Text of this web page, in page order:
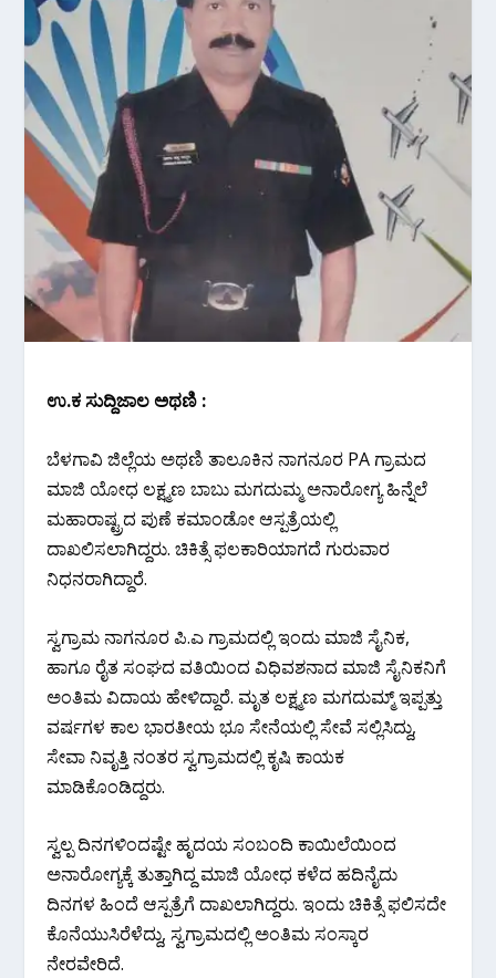
ಉ.ಕ ಸುದ್ದಿಜಾಲ ಅಥಣಿ :
ಬೆಳಗಾವಿ ಜಿಲ್ಲೆಯ ಅಥಣಿ ತಾಲೂಕಿನ ನಾಗನೂರ PA ಗ್ರಾಮದ
ಮಾಜಿ ಯೋಧ ಲಕ್ಷ್ಮಣ ಬಾಬು ಮಗದುಮ್ಮ ಅನಾರೋಗ್ಯ ಹಿನ್ನೆಲೆ
ಮಹಾರಾಷ್ಟ್ರದ ಪುಣೆ ಕಮಾಂಡೋ ಆಸ್ಪತ್ರೆಯಲ್ಲಿ
ದಾಖಲಿಸಲಾಗಿದ್ದರು. ಚಿಕಿತ್ಸೆ ಫಲಕಾರಿಯಾಗದೆ ಗುರುವಾರ
ನಿಧನರಾಗಿದ್ದಾರೆ.
ಸ್ವಗ್ರಾಮ ನಾಗನೂರ ಪಿ.ಎ ಗ್ರಾಮದಲ್ಲಿ ಇಂದು ಮಾಜಿ ಸೈನಿಕ,
ಹಾಗೂ ರೈತ ಸಂಘದ ವತಿಯಿಂದ ವಿಧಿವಶನಾದ ಮಾಜಿ ಸೈನಿಕನಿಗೆ
ಅಂತಿಮ ವಿದಾಯ ಹೇಳಿದ್ದಾರೆ. ಮೃತ ಲಕ್ಷ್ಮಣ ಮಗದುಮ್ಮ್ ಇಪ್ಪತ್ತು
ವರ್ಷಗಳ ಕಾಲ ಭಾರತೀಯ ಭೂ ಸೇನೆಯಲ್ಲಿ ಸೇವೆ ಸಲ್ಲಿಸಿದ್ದು,
ಸೇವಾ ನಿವೃತ್ತಿ ನಂತರ ಸ್ವಗ್ರಾಮದಲ್ಲಿ ಕೃಷಿ ಕಾಯಕ
ಮಾಡಿಕೊಂಡಿದ್ದರು.
ಸ್ವಲ್ಪ ದಿನಗಳಿಂದಷ್ಟೇ ಹೃದಯ ಸಂಬಂದಿ ಕಾಯಿಲೆಯಿಂದ
ಅನಾರೋಗ್ಯಕ್ಕೆ ತುತ್ತಾಗಿದ್ದ ಮಾಜಿ ಯೋಧ ಕಳೆದ ಹದಿನೈದು
ದಿನಗಳ ಹಿಂದೆ ಆಸ್ಪತ್ರೆಗೆ ದಾಖಲಾಗಿದ್ದರು. ಇಂದು ಚಿಕಿತ್ಸೆ ಫಲಿಸದೇ
ಕೊನೆಯುಸಿರೆಳೆದ್ದು, ಸ್ವಗ್ರಾಮದಲ್ಲಿ ಅಂತಿಮ ಸಂಸ್ಕಾರ
ನೇರವೇರಿದೆ.